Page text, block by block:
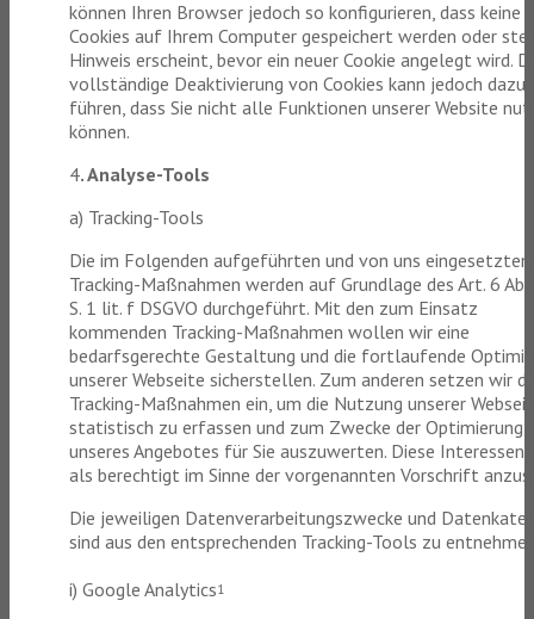
können Ihren Browser jedoch so konfigurieren, dass keine
Cookies auf Ihrem Computer gespeichert werden oder
Hinweis erscheint, bevor ein neuer Cookie angelegt wird.
vollständige Deaktivierung von Cookies kann jedoch dazu
führen, dass Sie nicht alle Funktionen unserer Website
können.
4. Analyse-Tools
a) Tracking-Tools
Die im Folgenden aufgeführten und von uns eingesetzten
Tracking-Maßnahmen werden auf Grundlage des Art. 6
S. 1 lit. f DSGVO durchgeführt. Mit den zum Einsatz
kommenden Tracking-Maßnahmen wollen wir eine
bedarfsgerechte Gestaltung und die fortlaufende
unserer Webseite sicherstellen. Zum anderen setzen wir
Tracking-Maßnahmen ein, um die Nutzung unserer
statistisch zu erfassen und zum Zwecke der Optimierung
unseres Angebotes für Sie auszuwerten. Diese Interessen
als berechtigt im Sinne der vorgenannten Vorschrift
Die jeweiligen Datenverarbeitungszwecke und
sind aus den entsprechenden Tracking-Tools zu
i) Google Analytics1